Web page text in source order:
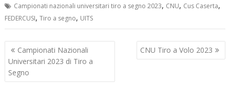
Campionati nazionali universitari tiro a segno 2023, CNU, Cus Caserta,
FEDERCUSI,Tiro a segno, UITS
Navigazione
articoli
Campionati Nazionali
Universitari 2023 di Tiro a
Segno
CNU Tiro a Volo 2023